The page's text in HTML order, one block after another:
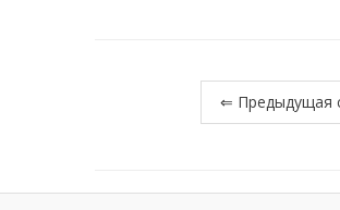
⇐ Предыдущая